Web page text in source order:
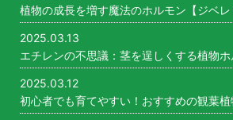
植物の成長を増す魔法のホルモン【ジベレ
2025.03.13
エチレンの不思議：茎を逞しくする植物
2025.03.12
初心者でも育てやすい！おすすめの観葉